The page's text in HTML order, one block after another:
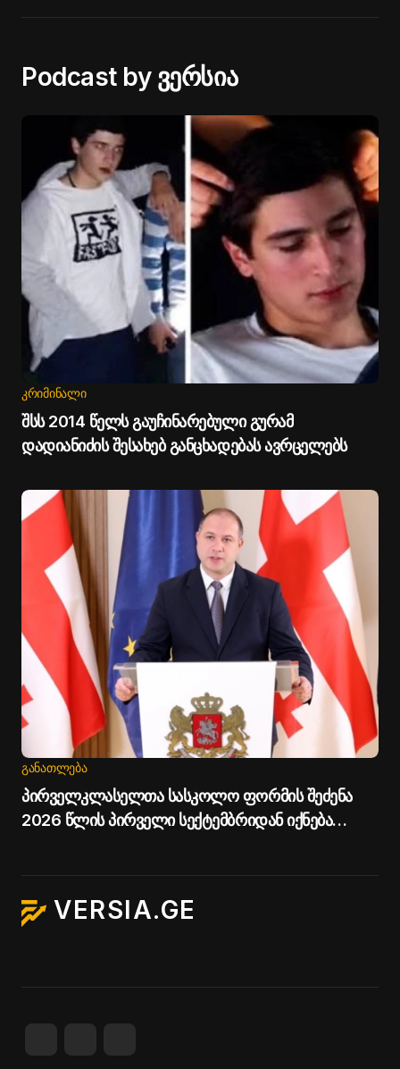
Podcast by ვერსია
ᲙᲠᲘᲛᲘᲜᲐᲚᲘ
შსს 2014 წელს გაუჩინარებული გურამ
დადიანიძის შესახებ განცხადებას ავრცელებს
ᲒᲐᲜᲐᲗᲚᲔᲑᲐ
პირველკლასელთა სასკოლო ფორმის შეძენა
2026 წლის პირველი სექტემბრიდან იქნება
VERSIA.GE